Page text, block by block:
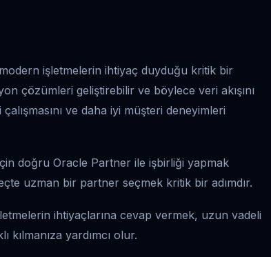
işletmelerin ihtiyaç duyduğu kritik bir
çözümleri geliştirebilir ve böylece veri akışını
ve daha iyi müşteri deneyimleri
doğru Oracle Partner ile işbirliği yapmak
uzman bir partner seçmek kritik bir adımdır.
ihtiyaçlarına cevap vermek, uzun vadeli
kılmanıza yardımcı olur.